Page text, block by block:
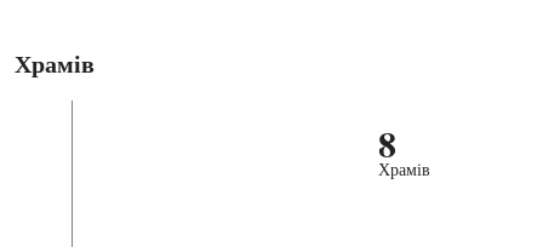
Храмів
8
Храмів